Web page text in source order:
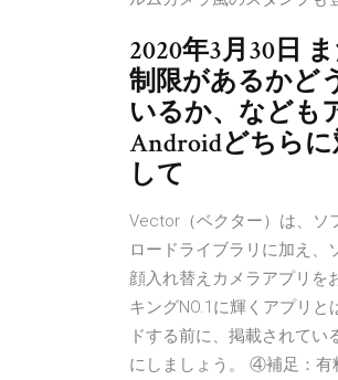
2020年3月30日
制限があるかど
いるか、なども
Androidどちら
して
Vector（ベクター）は、ソ
ロードライブラリに加え、
顔入れ替えカメラアプリを
キングNO.1に輝くアプリ
ドする前に、掲載されて
にしましょう。 ④補足：有